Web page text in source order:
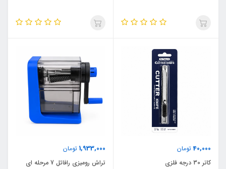
40,000تومان
کاتر 30 درجه فلزی
1,933,000 تومان
تراش رومیزی رافائل 7 مرحله ای